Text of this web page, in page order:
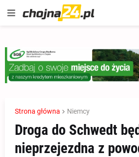
Strona główna Niemcy
Droga do Schwedt
nieprzejezdna z